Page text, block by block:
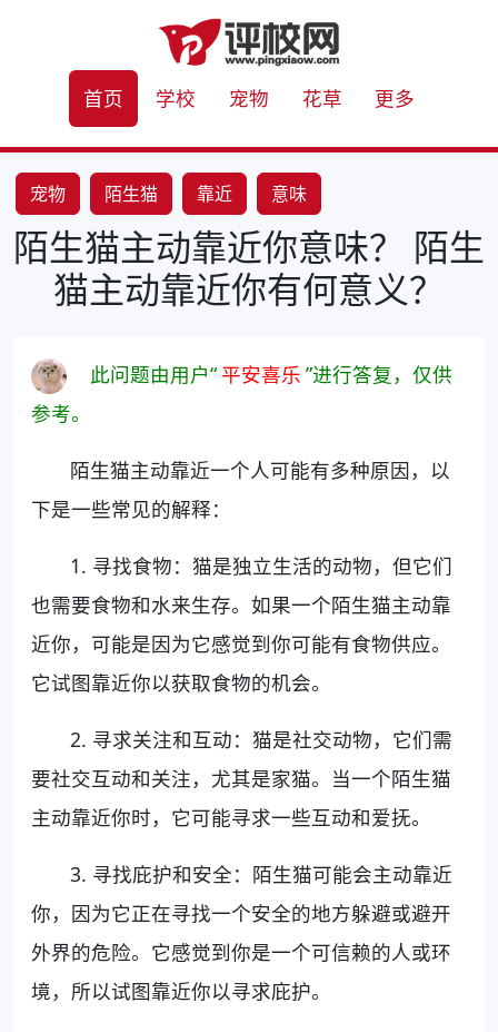
首页 学校 宠物 花草 更多
宠物 陌生猫 靠近 意味
陌生猫主动靠近你意味？ 陌生
猫主动靠近你有何意义？
此问题由用户“ 平安喜乐 ”进行答复，仅供
参考。
陌生猫主动靠近一个人可能有多种原因，以
下是一些常见的解释：
1. 寻找食物：猫是独立生活的动物，但它们
也需要食物和水来生存。如果一个陌生猫主动靠
近你，可能是因为它感觉到你可能有食物供应。
它试图靠近你以获取食物的机会。
2. 寻求关注和互动：猫是社交动物，它们需
要社交互动和关注，尤其是家猫。当一个陌生猫
主动靠近你时，它可能寻求一些互动和爱抚。
3. 寻找庇护和安全：陌生猫可能会主动靠近
你，因为它正在寻找一个安全的地方躲避或避开
外界的危险。它感觉到你是一个可信赖的人或环
境，所以试图靠近你以寻求庇护。